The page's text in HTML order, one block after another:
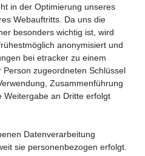
in der Optimierung unseres
Webauftritts. Da uns die
besonders wichtig ist, wird
anonymisiert und
bei etracker zu einem
zugeordneten Schlüssel
Zusammenführung
Weitergabe an Dritte erfolgt
Datenverarbeitung
sie personenbezogen erfolgt.